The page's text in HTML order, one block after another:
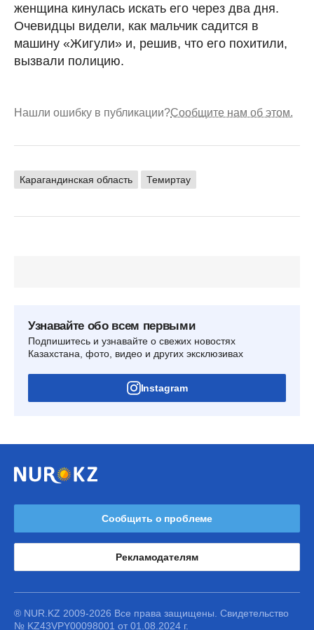
женщина кинулась искать его через два дня.
Очевидцы видели, как мальчик садится в
машину «Жигули» и, решив, что его похитили,
вызвали полицию.
Нашли ошибку в публикации?Сообщите нам об этом.
Карагандинская область Темиртау
Узнавайте обо всем первыми
Подпишитесь и узнавайте о свежих новостях
Казахстана, фото, видео и других эксклюзивах
Instagram
Сообщить о проблеме
Рекламодателям
® NUR.KZ 2009-2026 Все права защищены. Свидетельство
№ KZ43VPY00098001 от 01.08.2024 г.